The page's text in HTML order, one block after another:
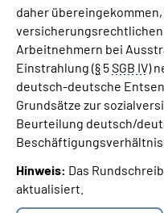
daher
Arbeitnehmern bei
Einstrahlung (§ 5SGB IV)
deutsch-deutsche
Grundsätze zur
Beurteilung deutsch/
Hinweis: Das
aktualisiert.